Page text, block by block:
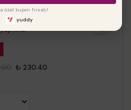
₺ 230.40
özel kupon fırsatı!
yuddy